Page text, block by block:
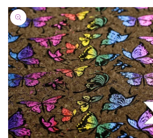
Passa alle
informazioni
sul prodotto